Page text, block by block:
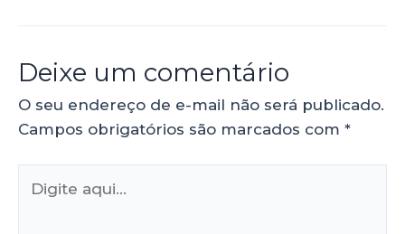
Deixe um comentário
O seu endereço de e-mail não será publicado.
Campos obrigatórios são marcados com *